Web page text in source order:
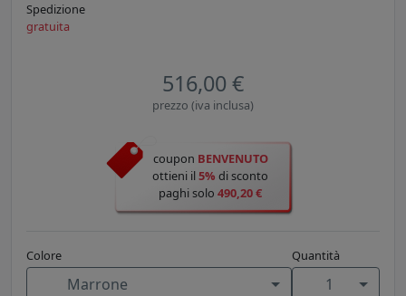
Spedizione
gratuita
516,00 €
prezzo (iva inclusa)
coupon BENVENUTO
ottieni il5% di sconto
paghi solo 490,20 €
Colore
Marrone
Quantità
1